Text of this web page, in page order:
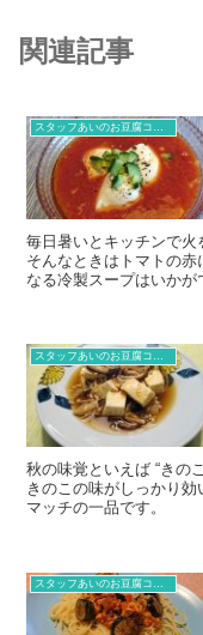
関連記事
スタッフあいのお豆腐コラム
毎日暑いとキッチンで火
そんなときはトマトの
なる冷製スープはいかが
秋の味覚といえば “きの
きのこの味がしっかり
マッチの一品です。
スタッフあいのお豆腐コラム